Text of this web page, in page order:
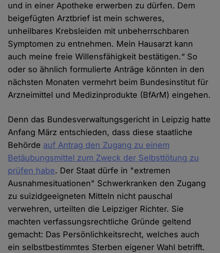
und in einer Apotheke erwerben zu dürfen. Dem
beigefügten Arztbrief ist mein schweres,
unheilbares Krebsleiden mit unbeherrschbaren
Symptomen zu entnehmen. Mein Hausarzt kann
auch meine freie Willensfähigkeit bestätigen.“ So
oder so ähnlich formulierte Anträge könnten in den
nächsten Monaten vermehrt beim Bundesinstitut für
Arzneimittel und Medizinprodukte (BfArM) eingehen.
Denn das Bundesverwaltungsgericht in Leipzig hatte
Anfang März entschieden, dass diese staatliche
Behörde auf Antrag den Zugang zu einem
Betäubungsmittel zum Zweck der Selbsttötung zu
prüfen habe. Der Staat dürfe in "extremen
Ausnahmesituationen" Schwerkranken den Zugang
zu suizidgeeigneten Mitteln nicht pauschal
verwehren, urteilten die Leipziger Richter. Sie
machten verfassungsrechtliche Gründe geltend
gemacht: Das Persönlichkeitsrecht, welches auch
ein selbstbestimmtes Sterben eigener Wahl betrifft.